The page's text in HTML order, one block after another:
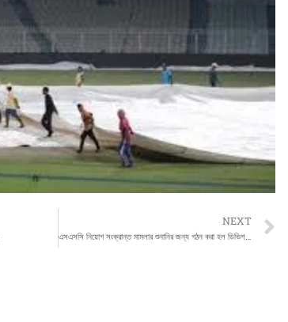
NEXT
এসএসসি নিয়োগ সংক্রান্ত মামলার শুনানির জন্য গঠন করা হল ডিভিশন বেঞ্চ